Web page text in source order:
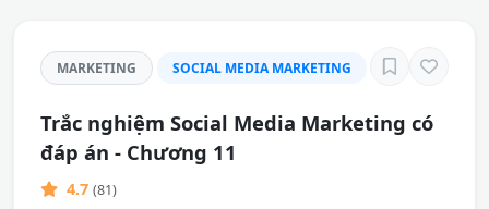
MARKETING SOCIAL MEDIA MARKETING
Trắc nghiệm Social Media Marketing có
đáp án - Chương 11
4.7 (81)